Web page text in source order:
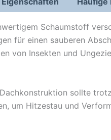
Schaumstoff
für einen sauberen
von Insekten und
sollte
um Hitzestau und